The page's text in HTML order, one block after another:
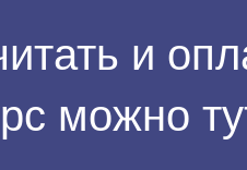
и
можно